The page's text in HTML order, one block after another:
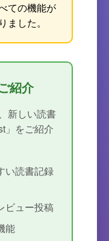
ての機能が
ました。
紹介
新しい読書
」をご紹介
い読書記録
ビュー投稿
能